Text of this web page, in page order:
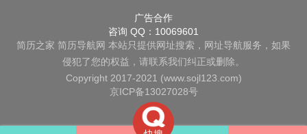
广告合作
咨询 QQ：10069601
简历之家 简历导航网 本站只提供网址搜索，网址导航服务，如果
侵犯了您的权益，请联系我们纠正或删除。
Copyright 2017-2021 (www.sojl123.com)
京ICP备13027028号